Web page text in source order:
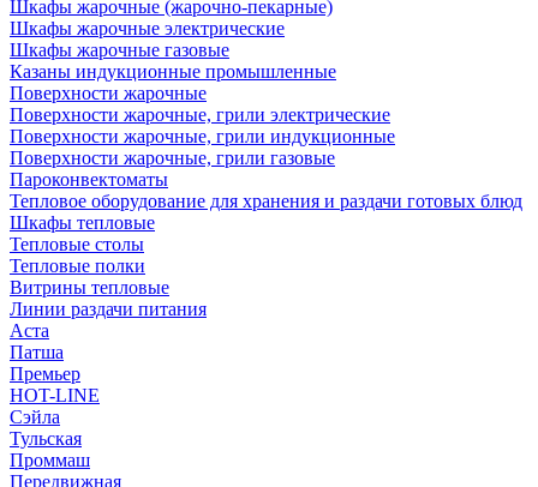
Шкафы жарочные (жарочно-пекарные)
Шкафы жарочные электрические
Шкафы жарочные газовые
Казаны индукционные промышленные
Поверхности жарочные
Поверхности жарочные, грили электрические
Поверхности жарочные, грили индукционные
Поверхности жарочные, грили газовые
Пароконвектоматы
Тепловое оборудование для хранения и раздачи готовых блюд
Шкафы тепловые
Тепловые столы
Тепловые полки
Витрины тепловые
Линии раздачи питания
Аста
Патша
Премьер
HOT-LINE
Сэйла
Тульская
Проммаш
Передвижная